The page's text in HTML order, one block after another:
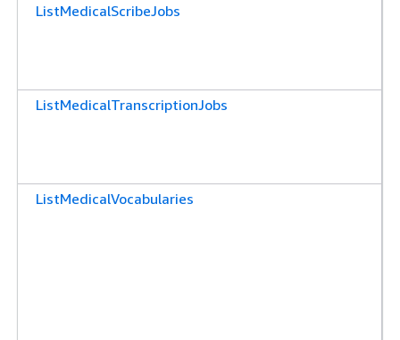
ListMedicalScribeJobs
ListMedicalTranscriptionJobs
ListMedicalVocabularies